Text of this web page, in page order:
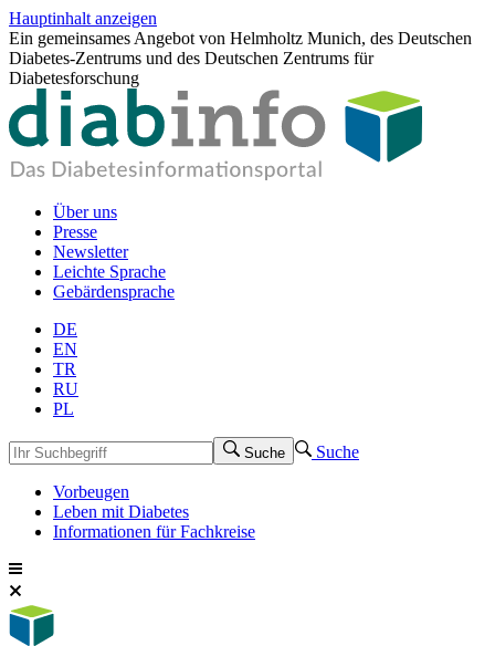
Hauptinhalt anzeigen
Ein gemeinsames Angebot von Helmholtz Munich, des Deutschen
Diabetes-Zentrums und des Deutschen Zentrums für
Diabetesforschung
Über uns
Presse
Newsletter
Leichte Sprache
Gebärdensprache
DE
EN
TR
RU
PL
Suche Suche
Vorbeugen
Leben mit Diabetes
Informationen für Fachkreise